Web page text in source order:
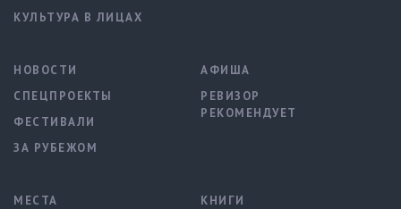
КУЛЬТУРА В ЛИЦАХ
НОВОСТИ
СПЕЦПРОЕКТЫ
ФЕСТИВАЛИ
ЗА РУБЕЖОМ
АФИША
РЕВИЗОР
РЕКОМЕНДУЕТ
МЕСТА КНИГИ